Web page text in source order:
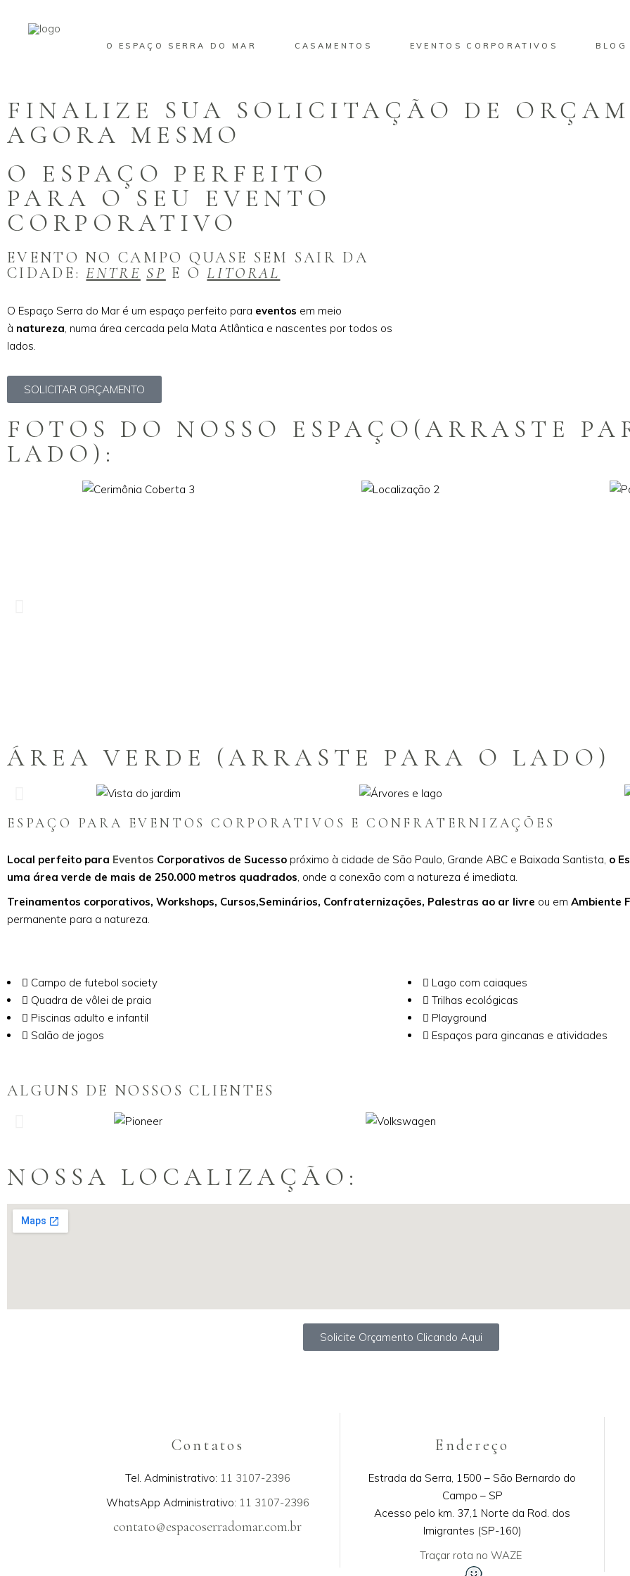
O ESPAÇO SERRA DO MAR CASAMENTOS EVENTOS CORPORATIVOS BLOG
FINALIZE SUA SOLICITAÇÃO DE
AGORA MESMO
O ESPAÇO PERFEITO
PARA O SEU EVENTO
CORPORATIVO
EVENTO NO CAMPO QUASE SEM SAIR DA
CIDADE:ENTRE SP E OLITORAL
O Espaço Serra do Mar é um espaço perfeito para eventos em meio
à natureza, numa área cercada pela Mata Atlântica e nascentes por todos os
lados.
SOLICITAR ORÇAMENTO
FOTOS DO NOSSO ESPAÇO(ARRASTE
LADO):
ÁREA VERDE (ARRASTE PARA O LADO)
ESPAÇO PARA EVENTOS CORPORATIVOS E CONFRATERNIZAÇÕES
Local perfeito para Eventos Corporativos de Sucesso próximo à cidade de São Paulo, Grande ABC e Baixada Santista, o
uma área verde de mais de 250.000 metros quadrados, onde a conexão com a natureza é imediata.
Treinamentos corporativos, Workshops, Cursos,Seminários, Confraternizações, Palestras ao ar livre ou em Ambiente
permanente para a natureza.
Campo de futebol society
Quadra de vôlei de praia
Piscinas adulto e infantil
Salão de jogos
Lago com caiaques
Trilhas ecológicas
Playground
Espaços para gincanas e atividades
ALGUNS DE NOSSOS CLIENTES
NOSSA LOCALIZAÇÃO:
Solicite Orçamento Clicando Aqui
Contatos
Tel. Administrativo: 11 3107-2396
WhatsApp Administrativo: 11 3107-2396
contato@espacoserradomar.com.br
Endereço
Estrada da Serra, 1500 – São Bernardo do
Campo – SP
Acesso pelo km. 37,1 Norte da Rod. dos
Imigrantes (SP-160)
Traçar rota no WAZE